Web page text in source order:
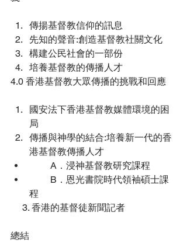
傳揚基督教信仰的訊息
先知的聲音:創造基督教社關文化
構建公民社會的一部份
培養基督教的傳播人才
4.0 香港基督教大眾傳播的挑戰和回應
國安法下香港基督教媒體環境的困
局
傳播與神學的結合:培養新一代的香
港基督教傳播人才
         A．浸神基督教研究課程
程
     3. 香港的基督徒新聞記者
總結